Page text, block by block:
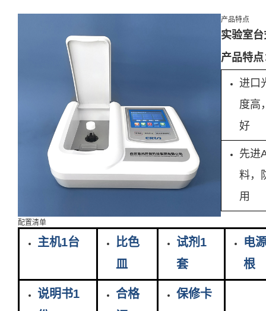
产品特点
实验室
产品特点
进口
度高
好
先进
料，
用
配置清单
主机1台
比色
皿
试剂1
套
电
根
说明书1
合格
保修卡